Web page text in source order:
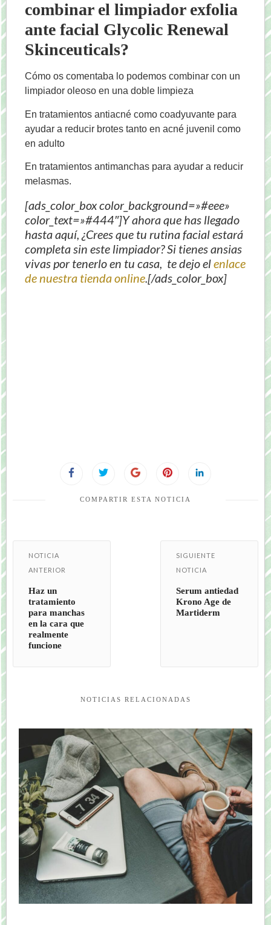
combinar el limpiador exfolia
ante facial Glycolic Renewal
Skinceuticals?
Cómo os comentaba lo podemos combinar con un
limpiador oleoso en una doble limpieza
En tratamientos antiacné como coadyuvante para
ayudar a reducir brotes tanto en acné juvenil como
en adulto
En tratamientos antimanchas para ayudar a reducir
melasmas.
[ads_color_box color_background=»#eee»
color_text=»#444″]Y ahora que has llegado
hasta aquí, ¿Crees que tu rutina facial estará
completa sin este limpiador? Si tienes ansias
vivas por tenerlo en tu casa, te dejo elenlace
de nuestra tienda online .[/ads_color_box]
COMPARTIR ESTA NOTICIA
NOTICIA
ANTERIOR
Haz un
tratamiento
para manchas
en la cara que
realmente
funcione
SIGUIENTE
NOTICIA
Serum antiedad
Krono Age de
Martiderm
NOTICIAS RELACIONADAS